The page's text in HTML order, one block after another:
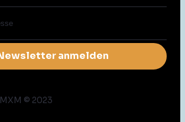
MXM © 2023